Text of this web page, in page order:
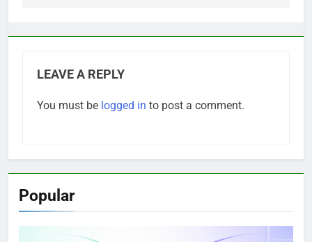
LEAVE A REPLY
You must be logged in to post a comment.
Popular